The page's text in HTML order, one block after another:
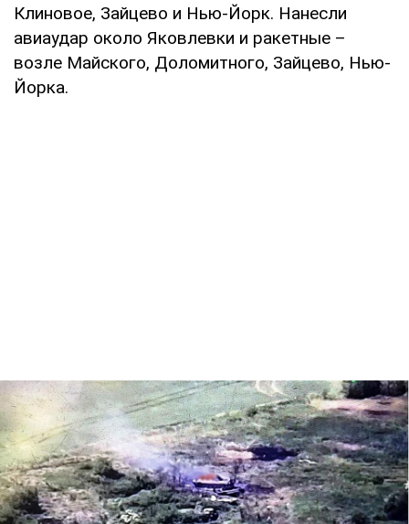
Клиновое, Зайцево и Нью-Йорк. Нанесли
авиаудар около Яковлевки и ракетные –
возле Майского, Доломитного, Зайцево, Нью-
Йорка.